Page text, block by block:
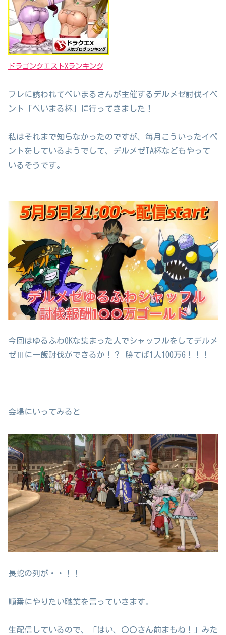
ドラゴンクエストXランキング
フレに誘われてべいまるさんが主催するデルメゼ討伐イベ
ント「べいまる杯」に行ってきました！
私はそれまで知らなかったのですが、毎月こういったイベ
ントをしているようでして、デルメゼTA杯などもやって
いるそうです。
今回はゆるふわOKな集まった人でシャッフルをしてデルメ
ゼⅢに一飯討伐ができるか！？ 勝てば1人100万G！！！
会場にいってみると
長蛇の列が・・！！
順番にやりたい職業を言っていきます。
生配信しているので、「はい、〇〇さん前まもね！」みた